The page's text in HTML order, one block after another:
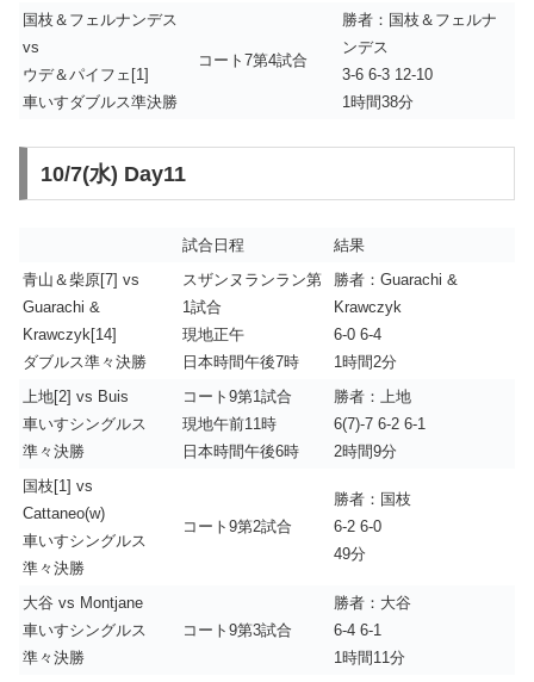
国枝＆フェルナンデス
vs
ウデ＆パイフェ[1]
車いすダブルス準決勝
コート7第4試合
勝者：国枝＆フェルナ
ンデス
3-6 6-3 12-10
1時間38分
10/7(水) Day11
試合日程
結果
青山＆柴原[7] vs
Guarachi &
Krawczyk[14]
ダブルス準々決勝
スザンヌランラン第
1試合
現地正午
日本時間午後7時
勝者：Guarachi &
Krawczyk
6-0 6-4
1時間2分
上地[2] vs Buis
車いすシングルス
準々決勝
コート9第1試合
現地午前11時
日本時間午後6時
勝者：上地
6(7)-7 6-2 6-1
2時間9分
国枝[1] vs
Cattaneo(w)
車いすシングルス
準々決勝
コート9第2試合
勝者：国枝
6-2 6-0
49分
大谷 vs Montjane
車いすシングルス
準々決勝
コート9第3試合
勝者：大谷
6-4 6-1
1時間11分